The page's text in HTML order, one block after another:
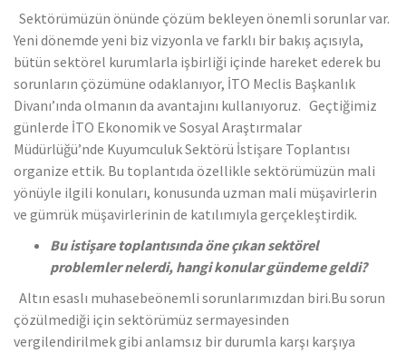
Sektörümüzün önünde çözüm bekleyen önemli sorunlar var.
Yeni dönemde yeni biz vizyonla ve farklı bir bakış açısıyla,
bütün sektörel kurumlarla işbirliği içinde hareket ederek bu
sorunların çözümüne odaklanıyor, İTO Meclis Başkanlık
Divanı’ında olmanın da avantajını kullanıyoruz. Geçtiğimiz
günlerde İTO Ekonomik ve Sosyal Araştırmalar
Müdürlüğü’nde Kuyumculuk Sektörü İstişare Toplantısı
organize ettik. Bu toplantıda özellikle sektörümüzün mali
yönüyle ilgili konuları, konusunda uzman mali müşavirlerin
ve gümrük müşavirlerinin de katılımıyla gerçekleştirdik.
Bu istişare toplantısında öne çıkan sektörel
problemler nelerdi, hangi konular gündeme geldi?
Altın esaslı muhasebeönemli sorunlarımızdan biri.Bu sorun
çözülmediği için sektörümüz sermayesinden
vergilendirilmek gibi anlamsız bir durumla karşı karşıya